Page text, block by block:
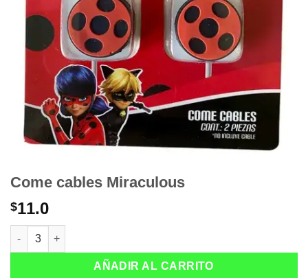
Come cables Miraculous
$11.0
Come cables Miraculous cantidad
AÑADIR AL CARRITO